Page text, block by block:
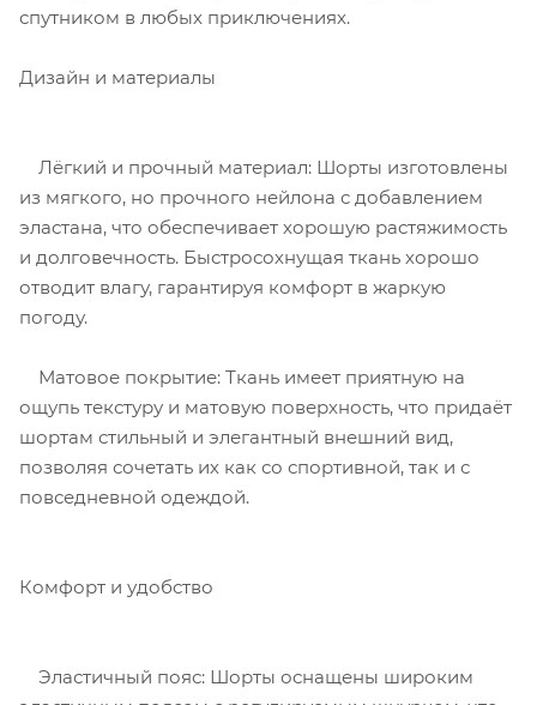
спутником в любых приключениях.
Дизайн и материалы
Лёгкий и прочный материал: Шорты изготовлены
из мягкого, но прочного нейлона с добавлением
эластана, что обеспечивает хорошую растяжимость
и долговечность. Быстросохнущая ткань хорошо
отводит влагу, гарантируя комфорт в жаркую
погоду.
Матовое покрытие: Ткань имеет приятную на
ощупь текстуру и матовую поверхность, что придаёт
шортам стильный и элегантный внешний вид,
позволяя сочетать их как со спортивной, так и с
повседневной одеждой.
Комфорт и удобство
Эластичный пояс: Шорты оснащены широким